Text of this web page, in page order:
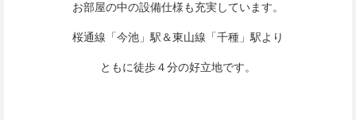
お部屋の中の設備仕様も充実しています。
桜通線「今池」駅＆東山線「千種」駅より
ともに徒歩４分の好立地です。